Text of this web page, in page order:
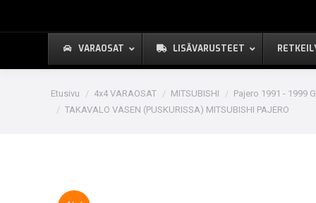
VARAOSAT LISÄVARUSTEET
You are here:
Etusivu 4x4 VARAOSAT MITSUBISHI
Pajero 1991 - 1999
TAKAVALO VASEN (PUSKURISSA) MITSUBISHI PAJERO